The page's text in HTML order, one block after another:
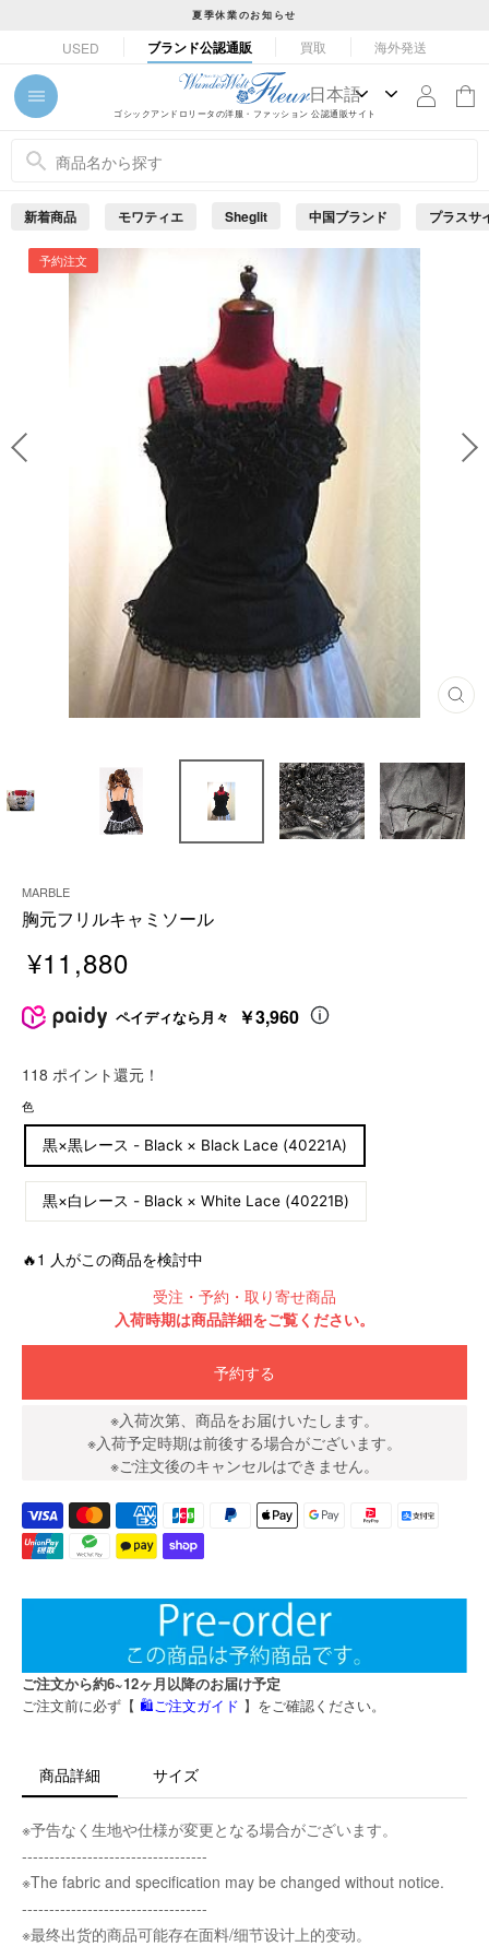
ン
ツ
ラ
イ
ド
止
る
夏季休業のお知らせ
USED ブランド公認通販 買取 海外発送
ゴシックアンドロリータの洋服・ファッション 公認通販サイト
新着商品 モワティエ Sheglit 中国ブランド プラスサ
閉
予約注文
MARBLE
胸元フリルキャミソール
売
格
価
格
¥11,880
ペイディなら月々 ￥3,960
118 ポイント還元！
色
黒×黒レース - Black × Black Lace (40221A)
黒×白レース - Black × White Lace (40221B)
🔥1 人がこの商品を検討中
受注・予約・取り寄せ商品
入荷時期は商品詳細をご覧ください。
予約する
※入荷次第、商品をお届けいたします。
※入荷予定時期は前後する場合がございます。
※ご注文後のキャンセルはできません。
ご注文から約6~12ヶ月以降のお届け予定
ご注文前に必ず【 🛍️ご注文ガイド 】をご確認ください。
商品詳細 サイズ
※予告なく生地や仕様が変更となる場合がございます。
----------------------------------
※The fabric and specification may be changed without notice.
----------------------------------
※最终出货的商品可能存在面料/细节设计上的变动。